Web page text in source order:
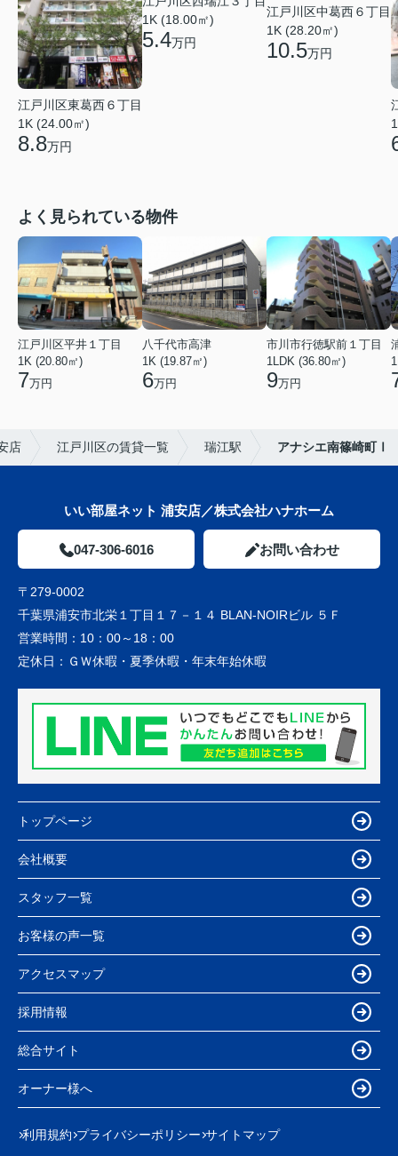
江戸川区東葛西６丁目
1K (24.00㎡)
8.8万円
1K (18.00㎡)
5.4万円
江戸川区中葛西６丁目
1K (28.20㎡)
10.5万円
よく見られている物件
江戸川区平井１丁目
1K (20.80㎡)
7万円
八千代市高津
1K (19.87㎡)
6万円
市川市行徳駅前１丁目
1LDK (36.80㎡)
9万円
店 江戸川区の賃貸一覧 瑞江駅 アナシエ南篠崎町Ⅰ
いい部屋ネット 浦安店／株式会社ハナホーム
047-306-6016 お問い合わせ
〒279-0002
千葉県浦安市北栄１丁目１７－１４ BLAN-NOIRビル ５Ｆ
営業時間： 10：00～18：00
定休日： ＧＷ休暇・夏季休暇・年末年始休暇
トップページ
会社概要
スタッフ一覧
お客様の声一覧
アクセスマップ
採用情報
総合サイト
オーナー様へ
利用規約 プライバシーポリシー サイトマップ